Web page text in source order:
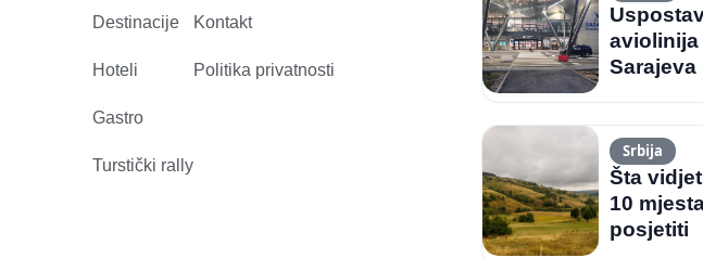
Destinacije
Hoteli
Gastro
Turstički rally
Kontakt
Politika privatnosti
aviolinija
Sarajeva
Srbija
Šta
10
posjetiti